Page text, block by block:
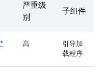
严重级
别
子组件
* 高
引导加
载程序